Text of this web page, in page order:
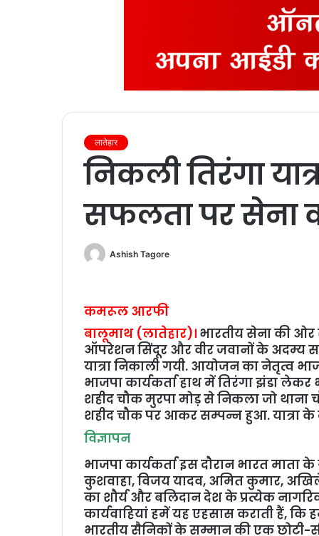
लातेहार
निकली तिरंगा
सफलता पर सेना
Ashish Tagore
कमरूल आरफी
बालूमाथ (लातेहार)। भारतीय सेना की
ऑपरेशन सिंदूर और वीर जवानों के अदम्य
यात्रा निकाली गयी. आयोजन का नेतृत्व
भाजपा कार्यकर्ता हाथ में तिरंगा झंडा लेकर
शहीद चौक मुरपा मोड़ से निकला जो थाना
शहीद चौक पर आकर सम्पन्न हुआ. यात्रा के
विज्ञापन
भाजपा कार्यकर्ता इस दौरान भारत
कुशवाहा, विजय यादव, अमित कुमार,
का शौर्य और बलिदान देश के प्रत्येक
कार्यवाहियां हमें यह एहसास कराती हैं, कि
भारतीय सैनिकों के सम्मान की एक छोटी-